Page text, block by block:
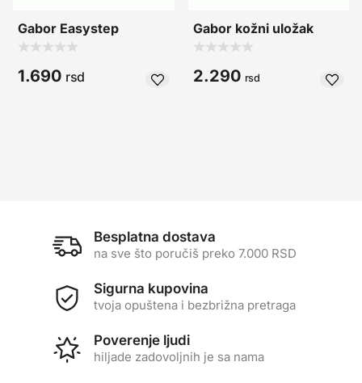
Gabor Easystep
1.690 rsd
Gabor kožni uložak
2.290 rsd
Besplatna dostava
na sve što poručiš preko 7.000 RSD
Sigurna kupovina
tvoja opuštena i bezbrižna pretraga
Poverenje ljudi
hiljade zadovoljnih je sa nama